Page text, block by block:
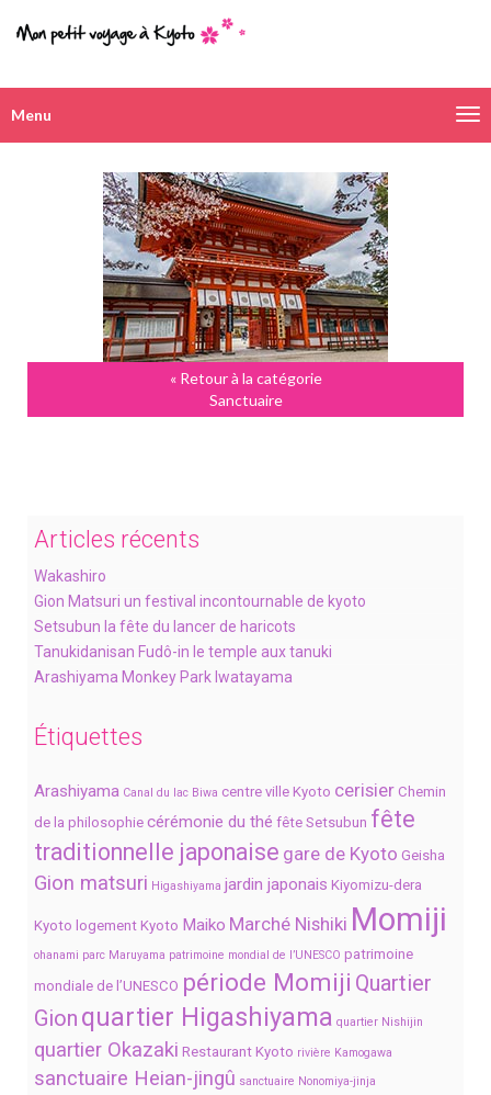
Menu
« Retour à la catégorie
Sanctuaire
Articles récents
Wakashiro
Gion Matsuri un festival incontournable de kyoto
Setsubun la fête du lancer de haricots
Tanukidanisan Fudô-in le temple aux tanuki
Arashiyama Monkey Park Iwatayama
Étiquettes
Arashiyama Canal du lac Biwa centre ville Kyoto cerisier Chemin
de la philosophie cérémonie du thé fête Setsubun fête
traditionnelle japonaise gare de Kyoto Geisha
Gion matsuri Higashiyama jardin japonais Kiyomizu-dera
Kyoto logement Kyoto Maiko Marché Nishiki Momiji
ohanami parc Maruyama patrimoine mondial de l’UNESCO patrimoine
mondiale de l’UNESCO période Momiji Quartier
Gion quartier Higashiyama quartier Nishijin
quartier Okazaki Restaurant Kyoto rivière Kamogawa
sanctuaire Heian-jingû sanctuaire Nonomiya-jinja